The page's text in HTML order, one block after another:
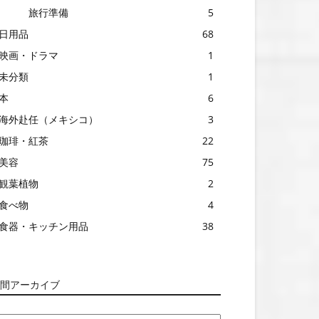
旅行準備
5
用品
68
画・ドラマ
1
分類
1
6
外赴任（メキシコ）
3
琲・紅茶
22
容
75
葉植物
2
べ物
4
器・キッチン用品
38
アーカイブ